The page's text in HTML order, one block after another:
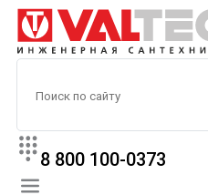
8 800 100-0373